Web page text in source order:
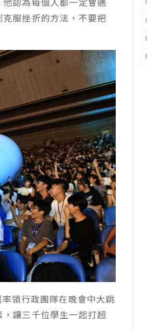
服挫折的方法，不要把
領行政團隊在晚會中大跳
讓三千位學生一起打超